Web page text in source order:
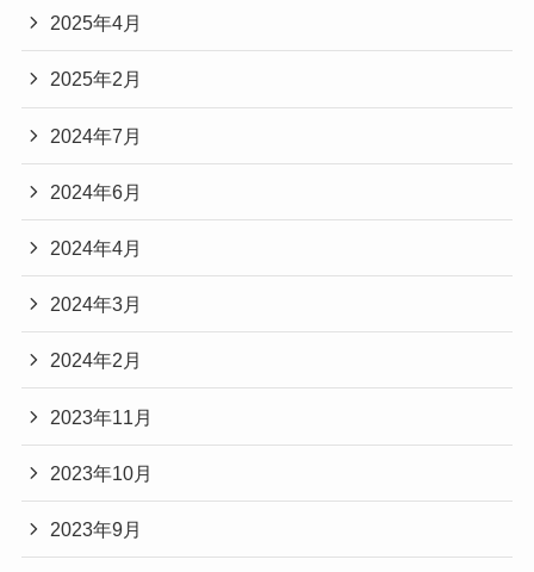
2025年4月
2025年2月
2024年7月
2024年6月
2024年4月
2024年3月
2024年2月
2023年11月
2023年10月
2023年9月